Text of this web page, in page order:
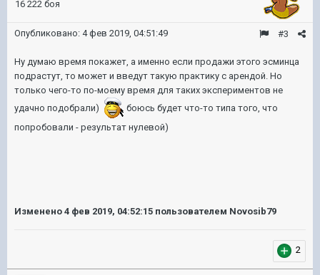
16 222 боя
#3
Опубликовано: 4 фев 2019, 04:51:49
Ну думаю время покажет, а именно если продажи этого эсминца
подрастут, то может и введут такую практику с арендой. Но
только чего-то по-моему время для таких экспериментов не
удачно подобрали)
боюсь будет что-то типа того, что
попробовали - результат нулевой)
Изменено 4 фев 2019, 04:52:15 пользователем Novosib79
2